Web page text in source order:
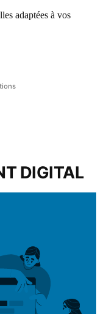
adaptées à vos
DIGITAL